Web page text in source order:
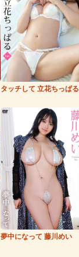
タッチして 立花ちっぱる
夢中になって 藤川めい